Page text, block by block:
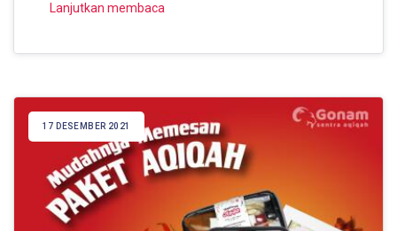
Lanjutkan membaca
17 DESEMBER 2021